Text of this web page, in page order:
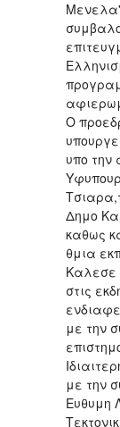
Ο
υπο την
Δημο
καθως
θμια
Καλεσε
στις
με την
με την
Ευθυμη